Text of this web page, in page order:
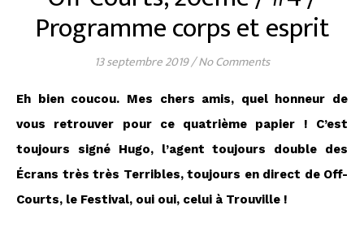
Programme corps et esprit
13 septembre 2019/No Comments
Eh bien coucou. Mes chers amis, quel honneur de
vous retrouver pour ce quatrième papier ! C’est
toujours signé Hugo, l’agent toujours double des
Écrans très très Terribles, toujours en direct de Off-
Courts, le Festival, oui oui, celui à Trouville !